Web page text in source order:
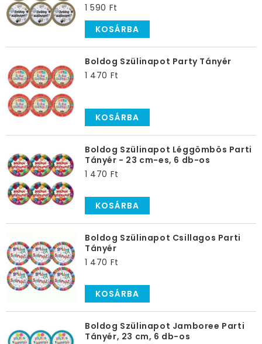
1 590 Ft
KOSÁRBA
Boldog Szülinapot Party Tányér
1 470 Ft
KOSÁRBA
Boldog Szülinapot Léggömbös Parti
Tányér - 23 cm-es, 6 db-os
1 470 Ft
KOSÁRBA
Boldog Szülinapot Csillagos Parti
Tányér
1 470 Ft
KOSÁRBA
Boldog Szülinapot Jamboree Parti
Tányér, 23 cm, 6 db-os